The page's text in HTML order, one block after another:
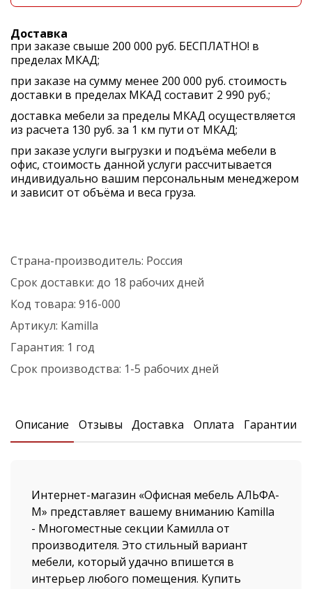
Доставка
при заказе свыше 200 000 руб. БЕСПЛАТНО! в
пределах МКАД;
при заказе на сумму менее 200 000 руб. стоимость
доставки в пределах МКАД составит 2 990 руб.;
доставка мебели за пределы МКАД осуществляется
из расчета 130 руб. за 1 км пути от МКАД;
при заказе услуги выгрузки и подъёма мебели в
офис, стоимость данной услуги рассчитывается
индивидуально вашим персональным менеджером
и зависит от объёма и веса груза.
Страна-производитель: Россия
Срок доставки: до 18 рабочих дней
Код товара: 916-000
Артикул: Kamilla
Гарантия: 1 год
Срок производства: 1-5 рабочих дней
Описание Отзывы Доставка Оплата Гарантии
Интернет-магазин «Офисная мебель АЛЬФА-
М» представляет вашему вниманию Kamilla
- Многоместные секции Камилла от
производителя. Это стильный вариант
мебели, который удачно впишется в
интерьер любого помещения. Купить